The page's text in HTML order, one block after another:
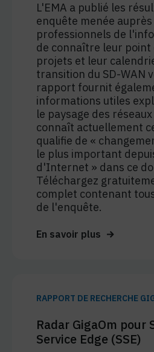
L'EMA a publié les
enquête menée auprès
professionnels de
de connaître leur point
projets et leur
transition du SD-WAN
rapport fournit
informations utiles
le paysage des
connaît actuellement
qualifie de «
le plus important
d'Internet » dans ce
Téléchargez
complet contenant
de l'enquête.
En savoir plus
RAPPORT DE RECHERCHE
Radar GigaOm pour
Service Edge (SSE)